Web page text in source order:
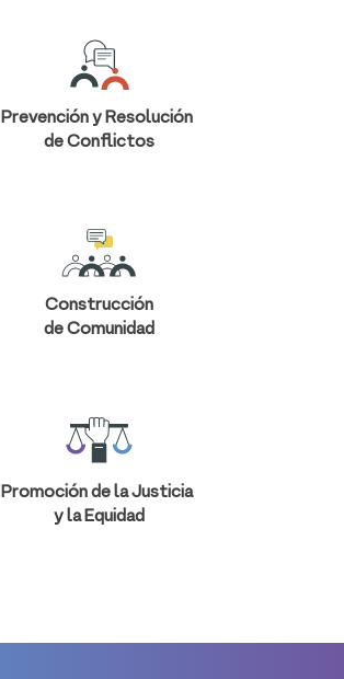
Prevención y Resolución
de Conflictos
Construcción
de Comunidad
Promoción de la Justicia
y la Equidad